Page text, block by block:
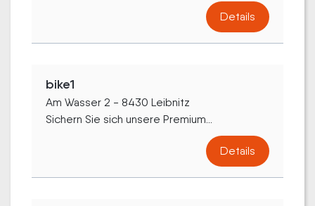
Details
bike1
Am Wasser 2 - 8430 Leibnitz
Sichern Sie sich unsere Premium...
Details